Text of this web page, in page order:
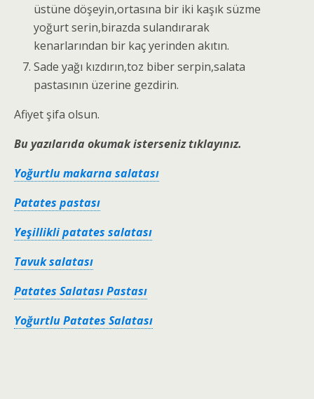
üstüne döşeyin,ortasına bir iki kaşık süzme
yoğurt serin,birazda sulandırarak
kenarlarından bir kaç yerinden akıtın.
Sade yağı kızdırın,toz biber serpin,salata
pastasının üzerine gezdirin.
Afiyet şifa olsun.
Bu yazılarıda okumak isterseniz tıklayınız.
Yoğurtlu makarna salatası
Patates pastası
Yeşillikli patates salatası
Tavuk salatası
Patates Salatası Pastası
Yoğurtlu Patates Salatası